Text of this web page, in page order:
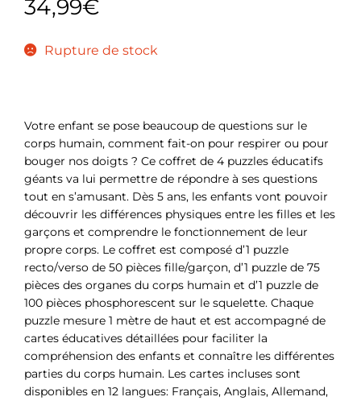
34,99€
Rupture de stock
Votre enfant se pose beaucoup de questions sur le
corps humain, comment fait-on pour respirer ou pour
bouger nos doigts ? Ce coffret de 4 puzzles éducatifs
géants va lui permettre de répondre à ses questions
tout en s’amusant. Dès 5 ans, les enfants vont pouvoir
découvrir les différences physiques entre les filles et les
garçons et comprendre le fonctionnement de leur
propre corps. Le coffret est composé d’1 puzzle
recto/verso de 50 pièces fille/garçon, d’1 puzzle de 75
pièces des organes du corps humain et d’1 puzzle de
100 pièces phosphorescent sur le squelette. Chaque
puzzle mesure 1 mètre de haut et est accompagné de
cartes éducatives détaillées pour faciliter la
compréhension des enfants et connaître les différentes
parties du corps humain. Les cartes incluses sont
disponibles en 12 langues: Français, Anglais, Allemand,